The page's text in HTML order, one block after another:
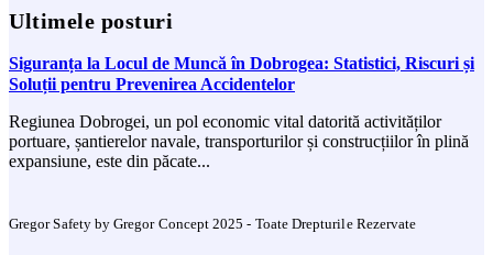
Ultimele posturi
Siguranța la Locul de Muncă în Dobrogea: Statistici, Riscuri și
Soluții pentru Prevenirea Accidentelor
Regiunea Dobrogei, un pol economic vital datorită activităților
portuare, șantierelor navale, transporturilor și construcțiilor în plină
expansiune, este din păcate...
Gregor Safety by Gregor Concept 2025 - Toate Drepturile Rezervate